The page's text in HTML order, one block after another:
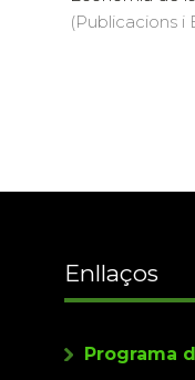
(Publicacions i
Enllaços
Programa